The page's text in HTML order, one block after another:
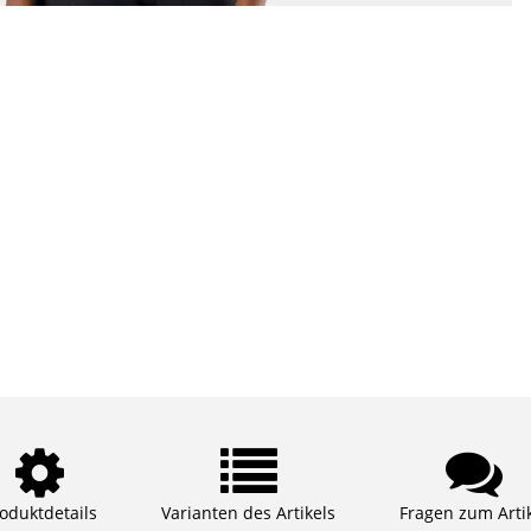
Varianten des Artikels Fragen zum